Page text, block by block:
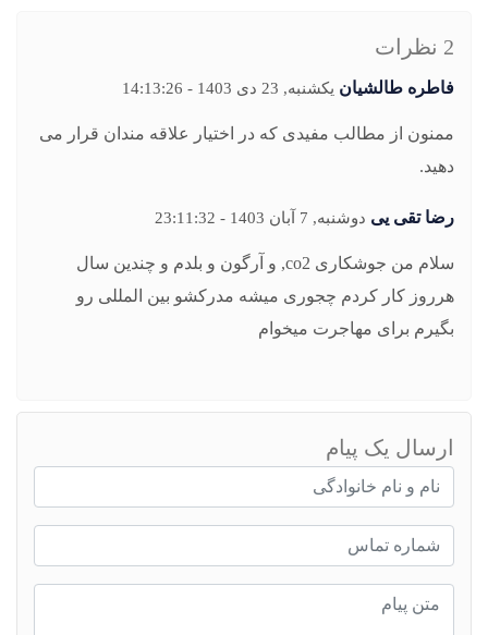
2 نظرات
فاطره طالشیان یکشنبه, 23 دی 1403 - 14:13:26
ممنون از مطالب مفیدی که در اختیار علاقه مندان قرار می
دهید.
رضا تقی یی دوشنبه, 7 آبان 1403 - 23:11:32
سلام من جوشکاری co2, و آرگون و بلدم و چندین سال
هرروز کار کردم چجوری میشه مدرکشو بین المللی رو
بگیرم برای مهاجرت میخوام
ارسال یک پیام